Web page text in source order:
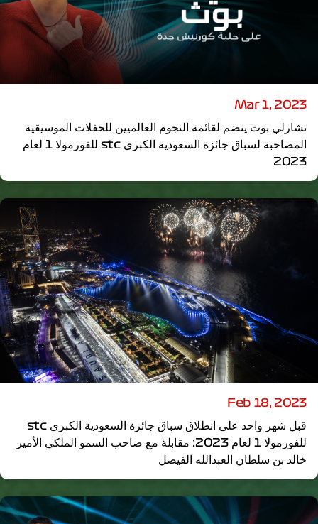
Mar 1, 2023
تشارلي بوث ينضم لقائمة النجوم العالميين للحفلات الموسيقية
المصاحبة لسباق جائزة السعودية الكبرى stc للفورمولا 1 لعام
2023
Feb 18, 2023
قبل شهر واحد على انطلاق سباق جائزة السعودية الكبرى stc
للفورمولا 1 لعام 2023: مقابلة مع صاحب السمو الملكي الأمير
خالد بن سلطان العبدالله الفيصل